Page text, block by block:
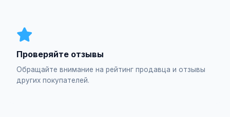
Проверяйте отзывы
Обращайте внимание на рейтинг продавца и отзывы
других покупателей.